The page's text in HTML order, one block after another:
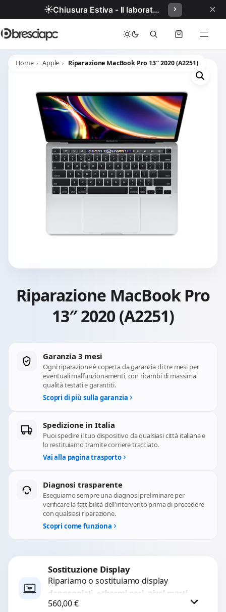
☀️ Chiusura Estiva - Il laboratorio resterà chiuso per ferie dal 29/06/2026 al 05/07/2026 compresi. ×
Home Apple Riparazione MacBook Pro 13″ 2020 (A2251)
Riparazione MacBook Pro
13″ 2020 (A2251)
Garanzia 3 mesi
Ogni riparazione è coperta da garanzia di tre mesi per
eventuali malfunzionamenti, con ricambi di massima
qualità testati e garantiti.
Scopri di più sulla garanzia
Spedizione in Italia
Puoi spedire il tuo dispositivo da qualsiasi città italiana e
lo restituiamo tramite corriere tracciato.
Vai alla pagina trasporto
Diagnosi trasparente
Eseguiamo sempre una diagnosi preliminare per
verificare la fattibilità dell'intervento prima di procedere
con qualsiasi riparazione.
Scopri come funziona
Sostituzione Display
Ripariamo o sostituiamo display
danneggiati, schermi neri, pixel morti,
righe sullo schermo, vetro incrinato,
560,00€